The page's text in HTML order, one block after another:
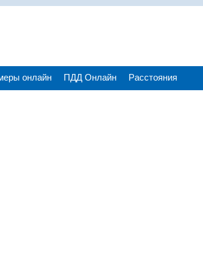
онлайн ПДД Онлайн Расстояния